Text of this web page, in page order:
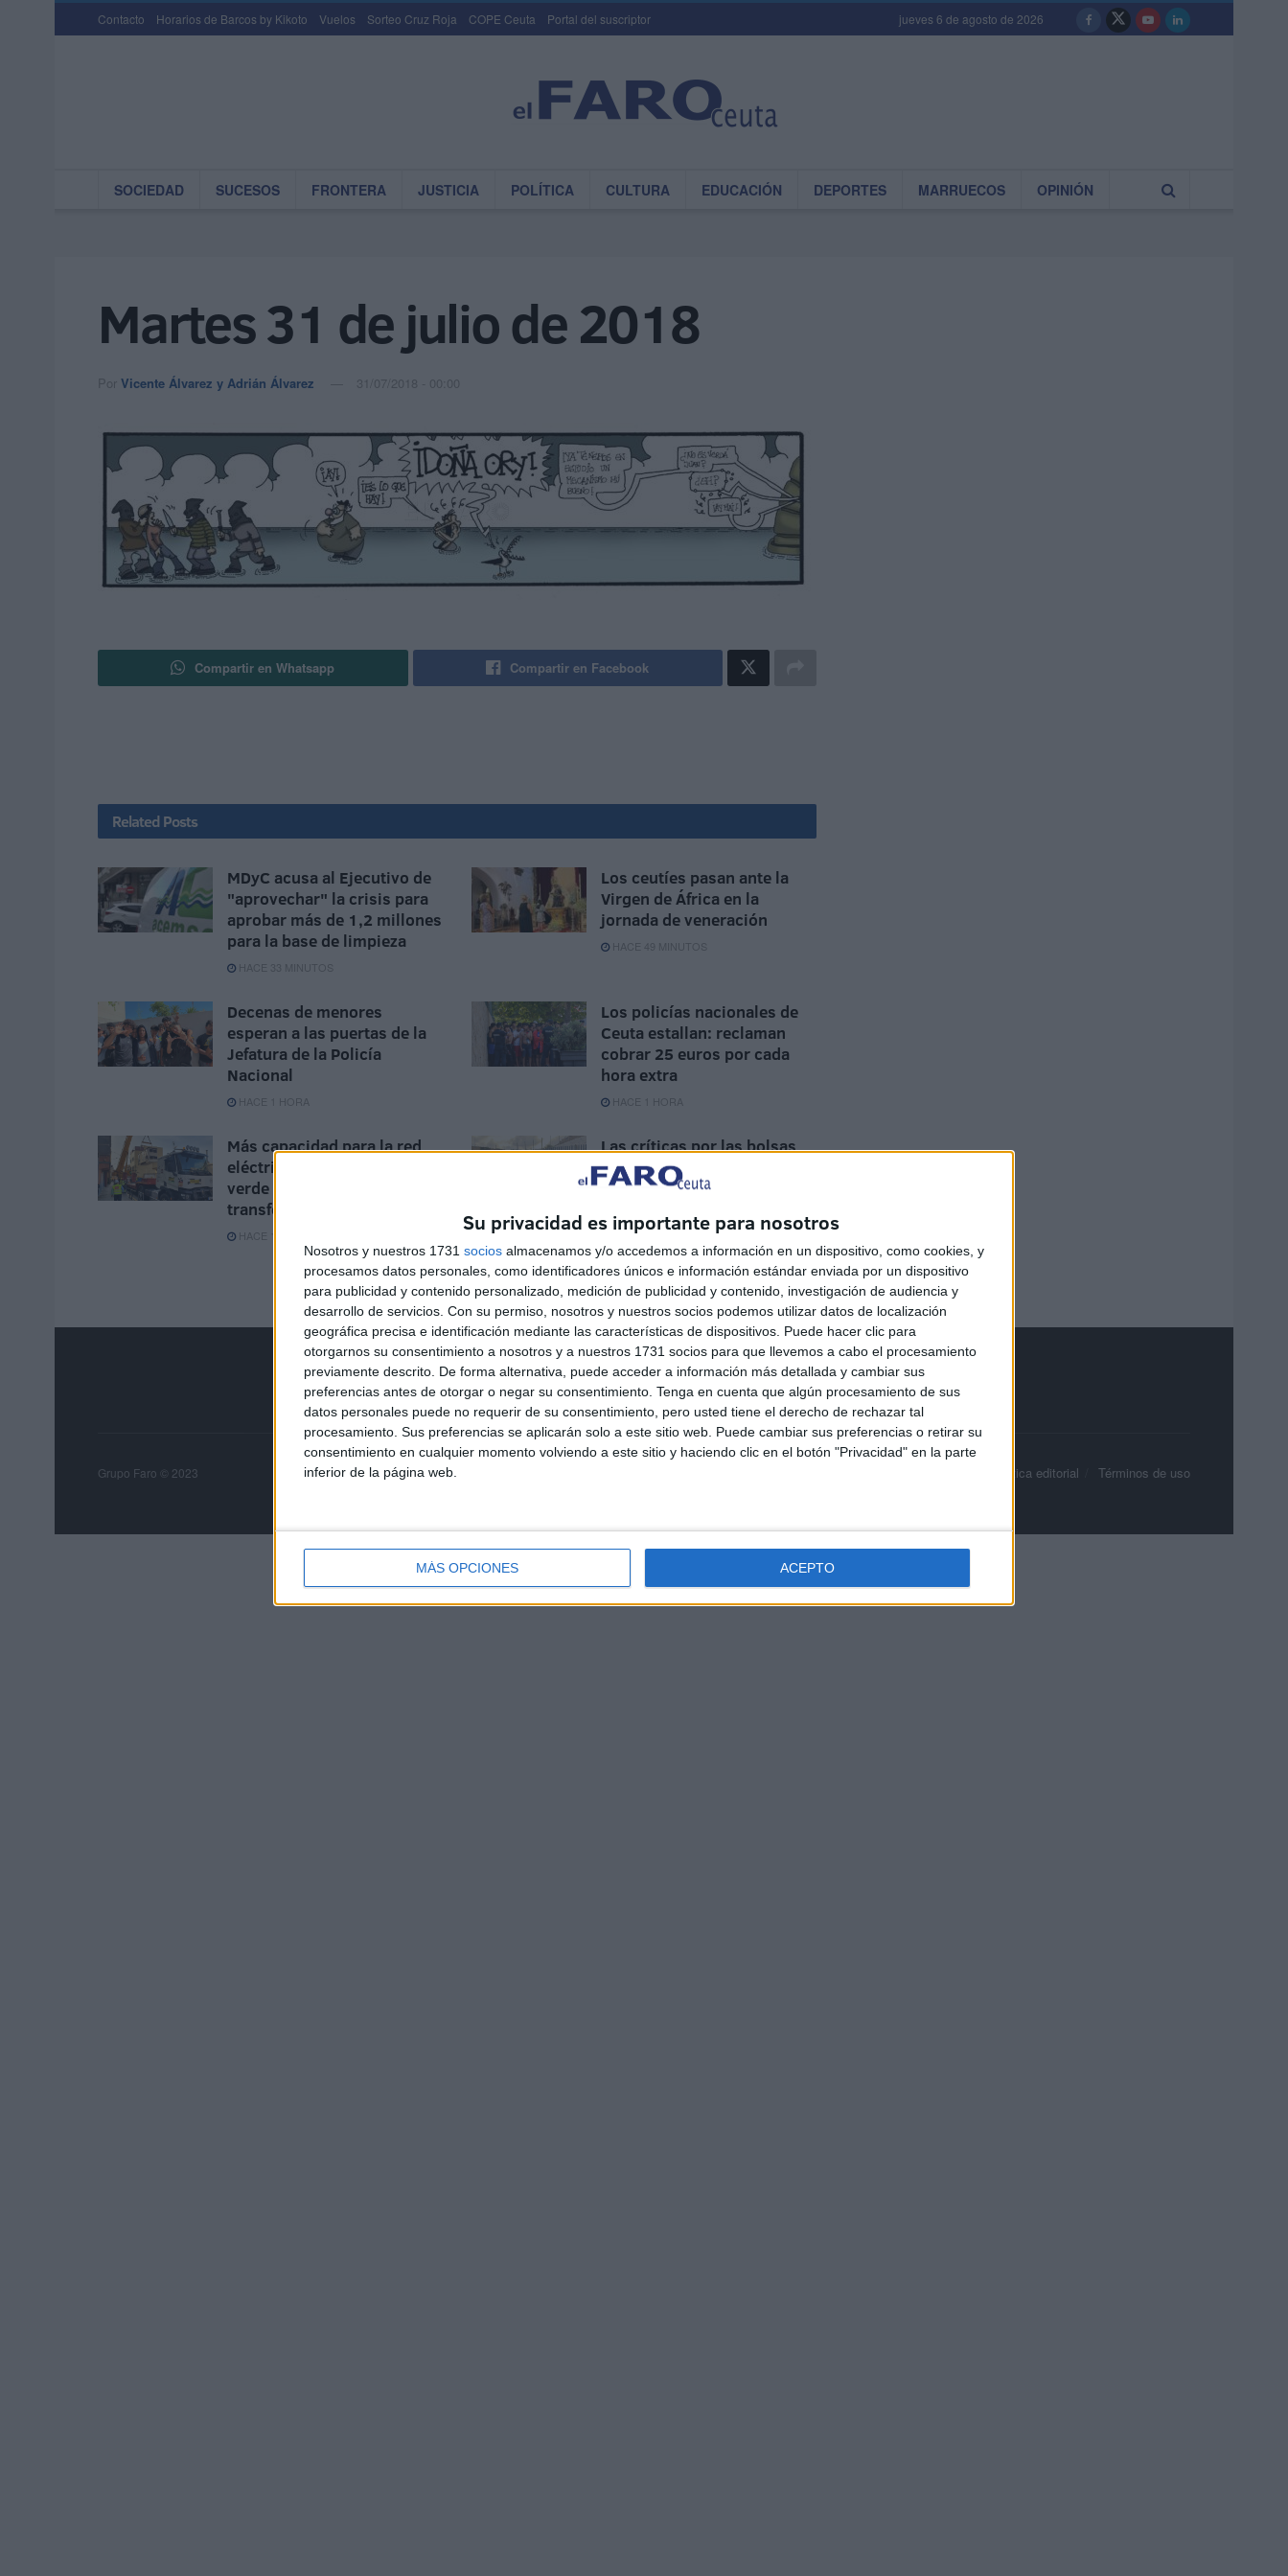
Su privacidad es importante para nosotros
Nosotros y nuestros 1731 socios almacenamos y/o accedemos a información en un dispositivo, como cookies, y
procesamos datos personales, como identificadores únicos e información estándar enviada por un dispositivo
para publicidad y contenido personalizado, medición de publicidad y contenido, investigación de audiencia y
desarrollo de servicios. Con su permiso, nosotros y nuestros socios podemos utilizar datos de localización
geográfica precisa e identificación mediante las características de dispositivos. Puede hacer clic para
otorgarnos su consentimiento a nosotros y a nuestros 1731 socios para que llevemos a cabo el procesamiento
previamente descrito. De forma alternativa, puede acceder a información más detallada y cambiar sus
preferencias antes de otorgar o negar su consentimiento. Tenga en cuenta que algún procesamiento de sus
datos personales puede no requerir de su consentimiento, pero usted tiene el derecho de rechazar tal
procesamiento. Sus preferencias se aplicarán solo a este sitio web. Puede cambiar sus preferencias o retirar su
consentimiento en cualquier momento volviendo a este sitio y haciendo clic en el botón "Privacidad" en la parte
inferior de la página web.
MÁS OPCIONES ACEPTO
Contacto Horarios de Barcos by Kikoto Vuelos Sorteo Cruz Roja COPE Ceuta Portal del suscriptor jueves 6 de agosto de 2026
SOCIEDAD SUCESOS FRONTERA JUSTICIA POLÍTICA CULTURA EDUCACIÓN DEPORTES MARRUECOS OPINIÓN
Martes 31 de julio de 2018
Por Vicente Álvarez y Adrián Álvarez 31/07/2018 - 00:00
Compartir en Whatsapp Compartir en Facebook
Related Posts
MDyC acusa al Ejecutivo de
"aprovechar" la crisis para
aprobar más de 1,2 millones
para la base de limpieza
HACE 33 MINUTOS
Los ceutíes pasan ante la
Virgen de África en la
jornada de veneración
HACE 49 MINUTOS
Decenas de menores
esperan a las puertas de la
Jefatura de la Policía
Nacional
HACE 1 HORA
Los policías nacionales de
Ceuta estallan: reclaman
cobrar 25 euros por cada
hora extra
HACE 1 HORA
Más capacidad para la red
eléctrica del Príncipe: luz
verde a un nuevo centro de
transformación
HACE 1 HORA
Las críticas por las bolsas
de comida de los militares
en Ceuta obligan a revisar
HACE 2 HORAS
Grupo Faro Publicidad Contacto Política editorial Términos de uso
Grupo Faro © 2023